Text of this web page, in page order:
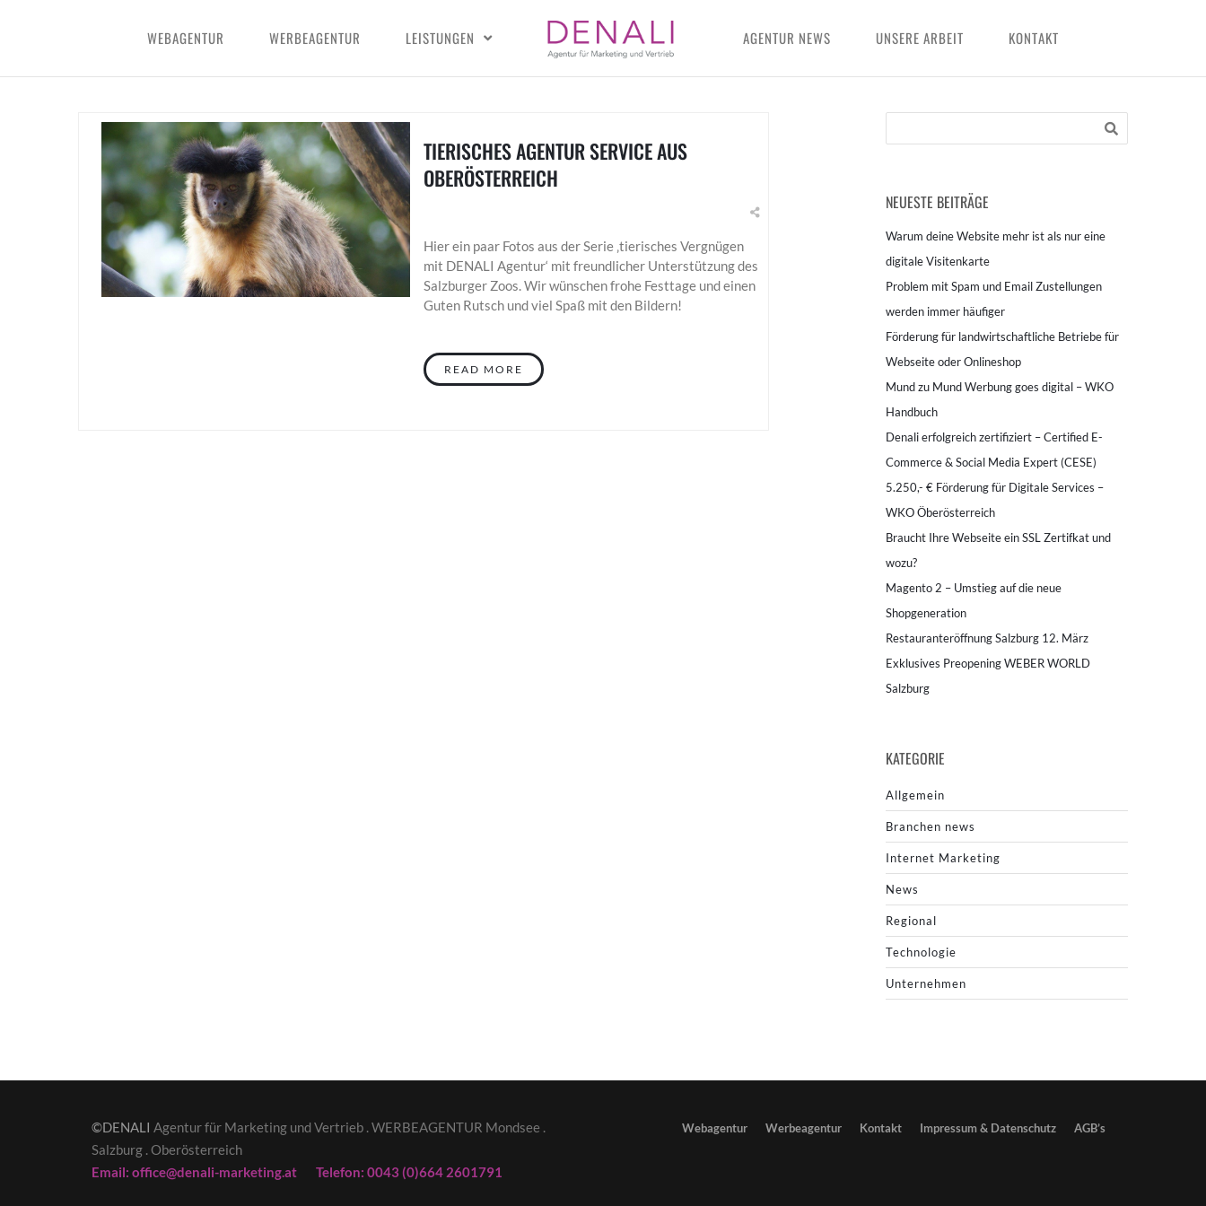
WEBAGENTUR WERBEAGENTUR LEISTUNGEN AGENTUR NEWS UNSERE ARBEIT KONTAKT
TIERISCHES AGENTUR SERVICE AUS
OBERÖSTERREICH
Hier ein paar Fotos aus der Serie ‚tierisches Vergnügen
mit DENALI Agentur‘ mit freundlicher Unterstützung des
Salzburger Zoos. Wir wünschen frohe Festtage und einen
Guten Rutsch und viel Spaß mit den Bildern!
READ MORE
NEUESTE BEITRÄGE
Warum deine Website mehr ist als nur eine
digitale Visitenkarte
Problem mit Spam und Email Zustellungen
werden immer häufiger
Förderung für landwirtschaftliche Betriebe für
Webseite oder Onlineshop
Mund zu Mund Werbung goes digital – WKO
Handbuch
Denali erfolgreich zertifiziert – Certified E-
Commerce & Social Media Expert (CESE)
5.250,- € Förderung für Digitale Services –
WKO Öberösterreich
Braucht Ihre Webseite ein SSL Zertifkat und
wozu?
Magento 2 – Umstieg auf die neue
Shopgeneration
Restauranteröffnung Salzburg 12. März
Exklusives Preopening WEBER WORLD
Salzburg
KATEGORIE
Allgemein
Branchen news
Internet Marketing
News
Regional
Technologie
Unternehmen
Webagentur Werbeagentur Kontakt Impressum & Datenschutz AGB’s
©DENALI Agentur für Marketing und Vertrieb . WERBEAGENTUR Mondsee .
Salzburg . Oberösterreich
Email: office@denali-marketing.at Telefon: 0043 (0)664 2601791